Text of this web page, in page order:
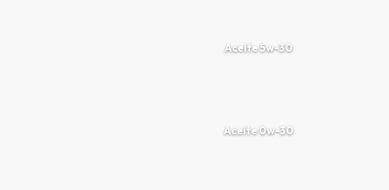
Aceite 5w-30
Aceite 0w-30